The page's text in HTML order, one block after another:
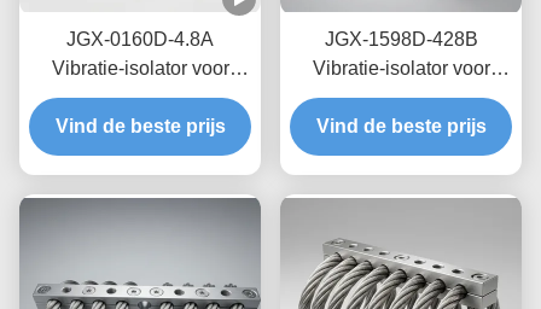
JGX-0160D-4.8A
Vibratie-isolator voor
zeedraden op zee,
onderhoudsvrij, van
roestvrij staal
Vind de beste prijs
JGX-1598D-428B
Vibratie-isolator voor
draadtouwen met nul-
kruip-olievrije
wrijvingsdemping voor
Vind de beste prijs